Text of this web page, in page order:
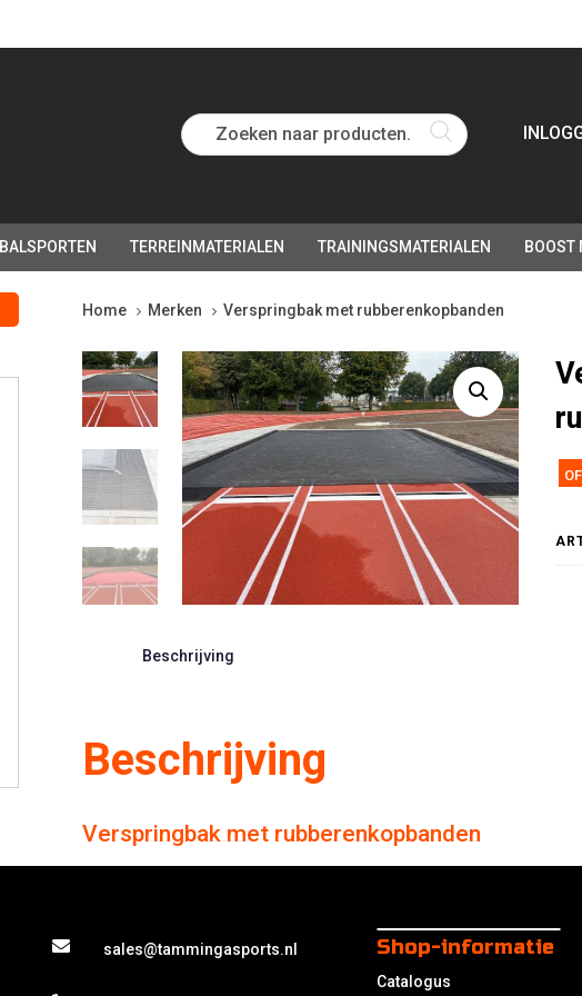
Zoeken naar producten...
BALSPORTEN TERREINMATERIALEN TRAININGSMATERIALEN BOOST
Home Merken Verspringbak met rubberenkopbanden
Beschrijving
Beschrijving
Verspringbak met rubberenkopbanden
sales@tammingasports.nl Shop-informatie
Catalogus